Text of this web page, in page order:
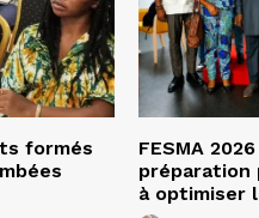
formés
FESMA
préparation
à optimiser